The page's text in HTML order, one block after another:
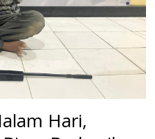
Hari,